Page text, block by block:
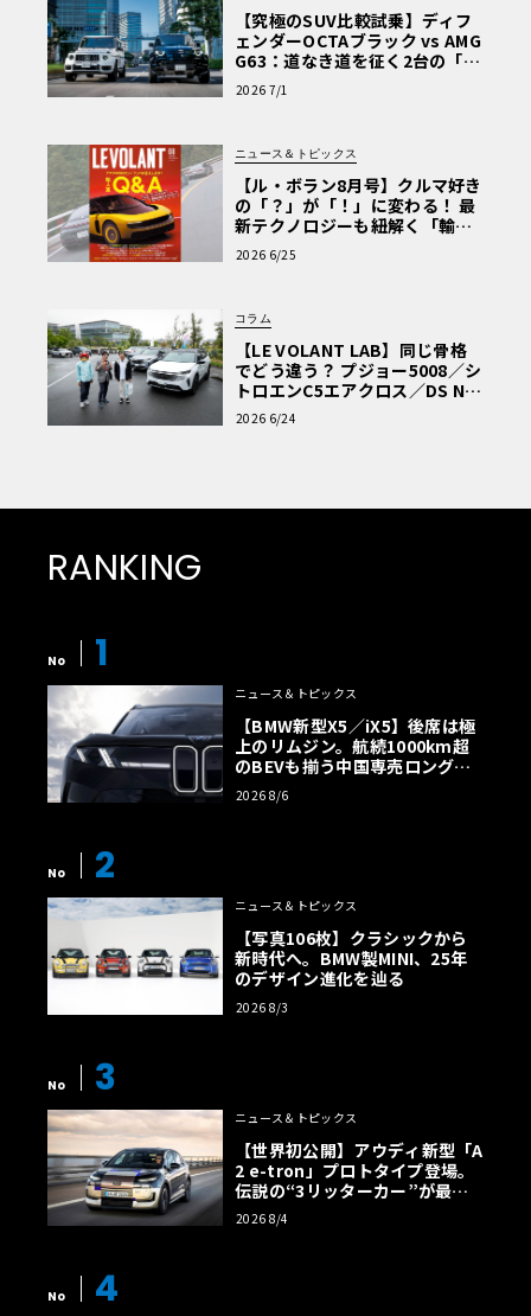
【究極のSUV比較試乗】ディフ
ェンダーOCTAブラック vs AMG
G63：道なき道を征く2台の「対
極的アプローチ」
2026 7/1
ニュース＆トピックス
【ル・ボラン8月号】クルマ好き
の「？」が「！」に変わる！ 最
新テクノロジーも紐解く「輸入
車Q&A」
2026 6/25
コラム
【LE VOLANT LAB】同じ骨格
でどう違う？ プジョー5008／シ
トロエンC5エアクロス／DS Nº4
読者一気乗りレポート
2026 6/24
RANKING
No 1
ニュース＆トピックス
【BMW新型X5／iX5】後席は極
上のリムジン。航続1000km超
のBEVも揃う中国専売ロング仕
様の全貌
2026 8/6
No 2
ニュース＆トピックス
【写真106枚】クラシックから
新時代へ。BMW製MINI、25年
のデザイン進化を辿る
2026 8/3
No 3
ニュース＆トピックス
【世界初公開】アウディ新型「A
2 e-tron」プロトタイプ登場。
伝説の“3リッターカー”が最高
効率エントリーBEVとして復活
【画像38枚】
2026 8/4
No 4